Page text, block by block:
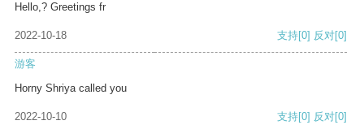
Hello,? Greetings fr
2022-10-18 支持[0] 反对[0]
游客
Horny Shriya called you
2022-10-10 支持[0] 反对[0]